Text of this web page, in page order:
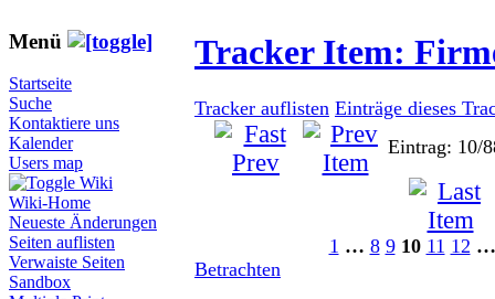
Menü
Startseite
Suche
Kontaktiere uns
Kalender
Users map
Wiki
Wiki-Home
Neueste Änderungen
Seiten auflisten
Verwaiste Seiten
Sandbox
Tracker Item:
Tracker auflisten Einträge dieses
Eintrag: 10/
1 … 8 9 10 11 12 …
Betrachten